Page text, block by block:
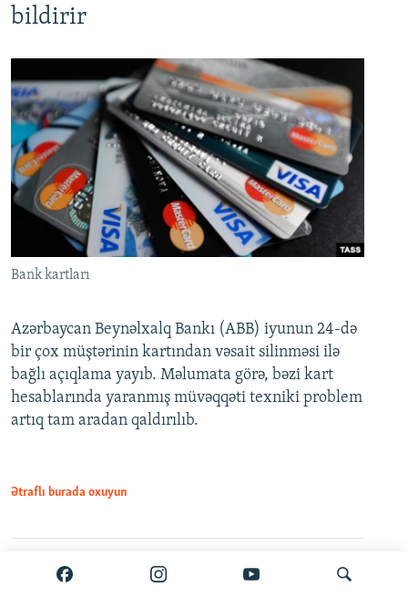
bildirir
Bank kartları
Azərbaycan Beynəlxalq Bankı (ABB) iyunun 24-də
bir çox müştərinin kartından vəsait silinməsi ilə
bağlı açıqlama yayıb. Məlumata görə, bəzi kart
hesablarında yaranmış müvəqqəti texniki problem
artıq tam aradan qaldırılıb.
Ətraflı burada oxuyun
Paylaş PDF VPN-siz açmaq